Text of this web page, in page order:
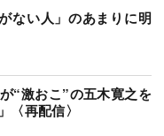
ない人」のあまりに明
“激おこ”の五木寛之を
〈再配信〉